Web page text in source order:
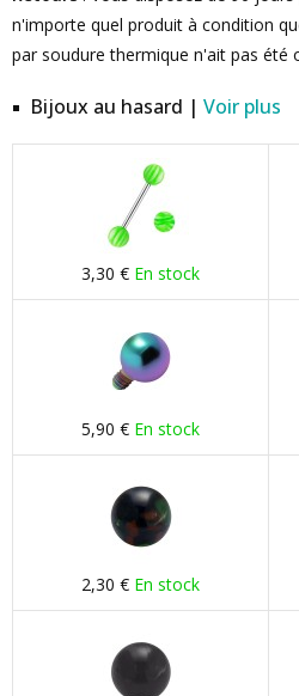
n'importe quel produit à condition
par soudure thermique n'ait pas été
Bijoux au hasard | Voir plus
3,30 € En stock
5,90 € En stock
2,30 € En stock